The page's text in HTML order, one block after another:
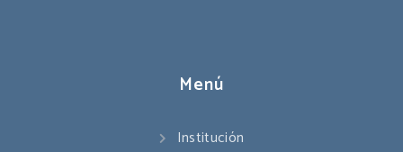
Menú
Institución